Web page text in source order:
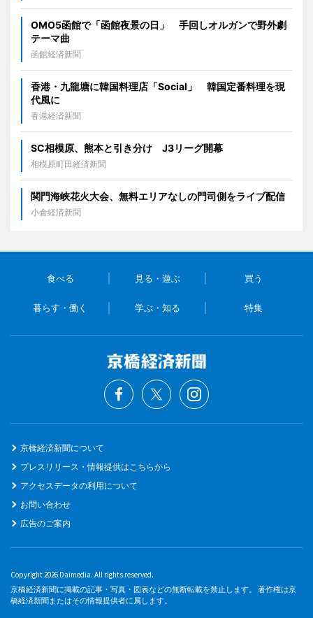
OMO5函館で「函館夜景の日」 手回しオルガンで野外劇
テーマ曲
函館経済新聞
香港・九龍塘に韓国料理店「Social」 韓国定番料理を現
代風に
香港経済新聞
SC相模原、熊本と引き分け J3リーグ開幕
相模原町田経済新聞
関門海峡花火大会、無料エリアなしの門司側をライブ配信
小倉経済新聞
食べる 見る・遊ぶ 買う
暮らす・働く 学ぶ・知る 特集
京橋経済新聞について
プレスリリース・情報提供はこちらから
アクセスデータの利用について
お問い合わせ
広告のご案内
Copyright 2026 Daimedia. All rights reserved.
京橋経済新聞に掲載の記事・写真・図表などの無断転載を禁止します。 著作権は京
橋経済新聞またはその情報提供者に属します。